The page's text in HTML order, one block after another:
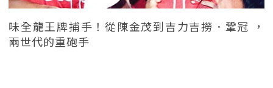
味全龍王牌捕手！從陳金茂到吉力吉撈．鞏冠 ，
兩世代的重砲手